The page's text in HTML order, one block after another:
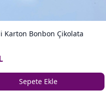
Karton Bonbon Çikolata
Sepete Ekle